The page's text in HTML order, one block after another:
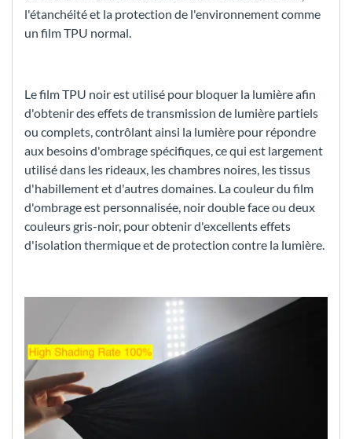
l'étanchéité et la protection de l'environnement comme
un film TPU normal.
Le film TPU noir est utilisé pour bloquer la lumière afin
d'obtenir des effets de transmission de lumière partiels
ou complets, contrôlant ainsi la lumière pour répondre
aux besoins d'ombrage spécifiques, ce qui est largement
utilisé dans les rideaux, les chambres noires, les tissus
d'habillement et d'autres domaines. La couleur du film
d'ombrage est personnalisée, noir double face ou deux
couleurs gris-noir, pour obtenir d'excellents effets
d'isolation thermique et de protection contre la lumière.